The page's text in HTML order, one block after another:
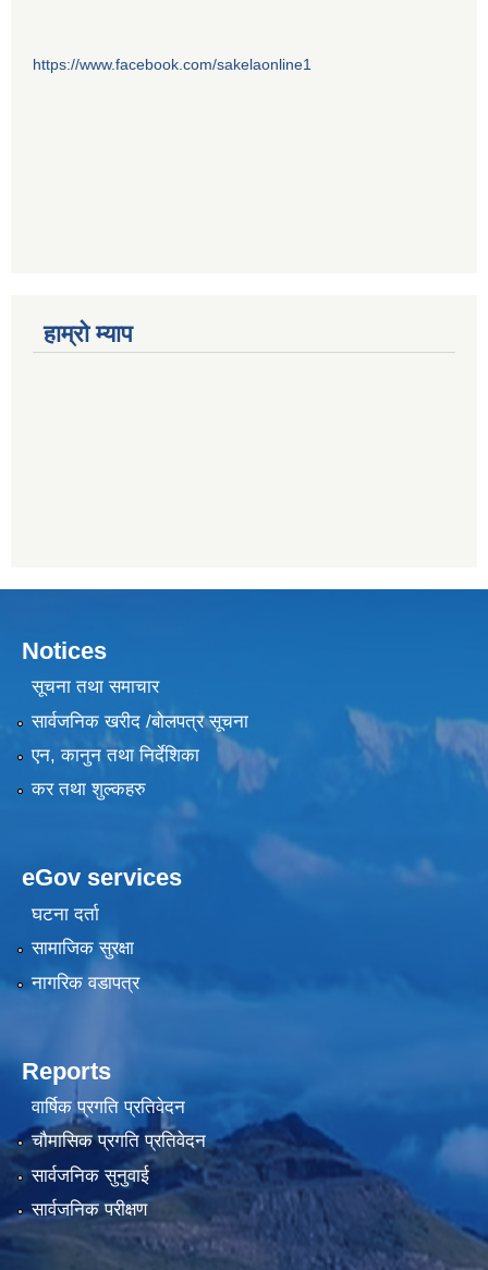
https://www.facebook.com/sakelaonline1
हाम्राे म्याप
Notices
सूचना तथा समाचार
सार्वजनिक खरीद /बोलपत्र सूचना
एन, कानुन तथा निर्देशिका
कर तथा शुल्कहरु
eGov services
घटना दर्ता
सामाजिक सुरक्षा
नागरिक वडापत्र
Reports
वार्षिक प्रगति प्रतिवेदन
चौमासिक प्रगति प्रतिवेदन
सार्वजनिक सुनुवाई
सार्वजनिक परीक्षण